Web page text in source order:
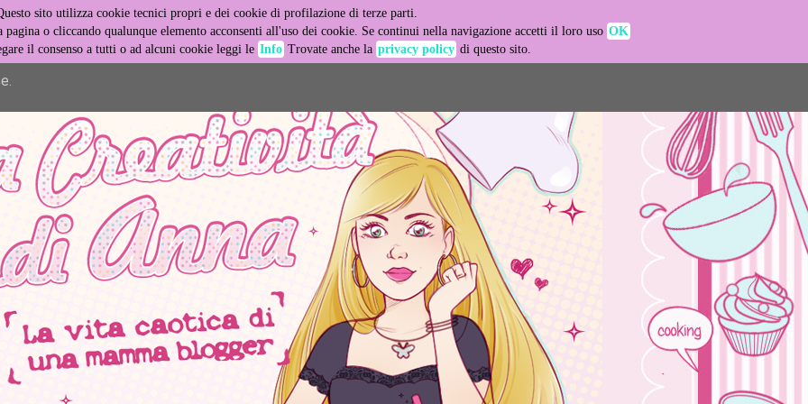
sito utilizza cookie tecnici propri e dei cookie di profilazione di terze parti.
pagina o cliccando qualunque elemento acconsenti all'uso dei cookie. Se continui nella navigazione accetti il loro uso OK
il consenso a tutti o ad alcuni cookie leggi le Info Trovate anche la privacy policy di questo sito.
its services and to analyze traffic. Your IP address and user-agent
and security metrics to ensure quality of service, generate usage
LEARN MORE